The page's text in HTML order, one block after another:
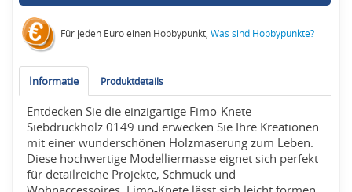
Für jeden Euro einen Hobbypunkt,Was sind Hobbypunkte?
Informatie Produktdetails
Entdecken Sie die einzigartige Fimo-Knete
Siebdruckholz 0149 und erwecken Sie Ihre Kreationen
mit einer wunderschönen Holzmaserung zum Leben.
Diese hochwertige Modelliermasse eignet sich perfekt
für detailreiche Projekte, Schmuck und